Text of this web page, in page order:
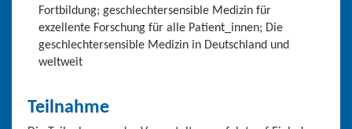
Fortbildung; geschlechtersensible Medizin für
exzellente Forschung für alle Patient_innen; Die
geschlechtersensible Medizin in Deutschland und
weltweit
Teilnahme